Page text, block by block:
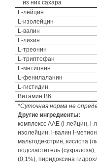
из них сахара
L-лейцин
L-изолейцин
L-валин
L-лизин
L-треонин
L-триптофан
L-метионин
L-фенилаланин
L-гистидин
Витамин В6
*Суточная норма не
Другие ингредиенты:
комплексс AAE (l-лейцин,
изолейцин, l-валин l-
мальтодекстрин, кислота
подсластитель
(0,1%), пиридоксина